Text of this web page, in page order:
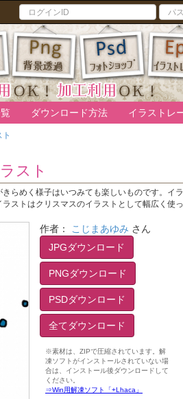
ダウンロード方法 イラストレ
スト
らめく様子はいつみても楽しいものです。イラ
ストはクリスマスのイラストとして幅広く使っ
作者： こじまあゆみ さん
JPGダウンロード
PNGダウンロード
PSDダウンロード
全てダウンロード